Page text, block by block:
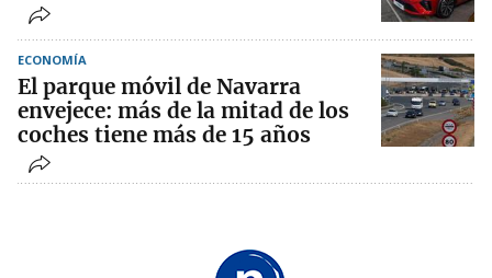
ECONOMÍA
El parque móvil de Navarra
envejece: más de la mitad de los
coches tiene más de 15 años